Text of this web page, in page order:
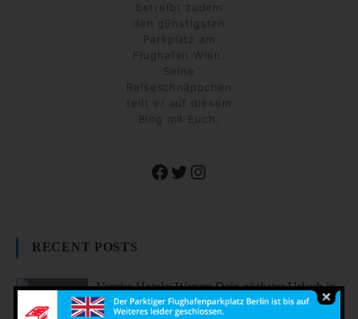
betreibt zudem
den günstigsten
Parkplatz am
Flughafen Wien.
Seine
Reiseschnäppchen
teilt er auf diesem
Blog mit Euch.
Facebook
TwitterInstagram
RECENT POSTS
Vergiss Hotels: Warum Dein nächster Urlaub in
einem dieser coolen Airbnbs stattfinden sollte.